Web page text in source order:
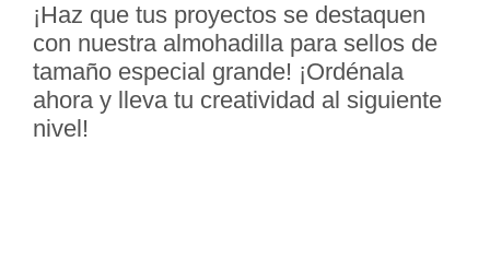
¡Haz que tus proyectos se destaquen
con nuestra almohadilla para sellos de
tamaño especial grande! ¡Ordénala
ahora y lleva tu creatividad al siguiente
nivel!